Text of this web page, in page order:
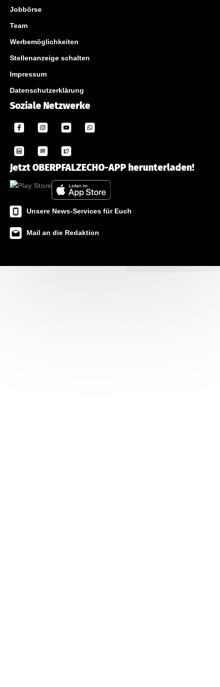
Jobbörse
Team
Werbemöglichkeiten
Stellenanzeige schalten
Impressum
Datenschutzerklärung
Soziale Netzwerke
Jetzt OBERPFALZECHO-APP herunterladen!
Unsere News-Services für Euch
Mail an die Redaktion